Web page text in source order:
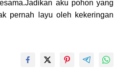
aku pohon yang
pernah layu oleh kekeringan